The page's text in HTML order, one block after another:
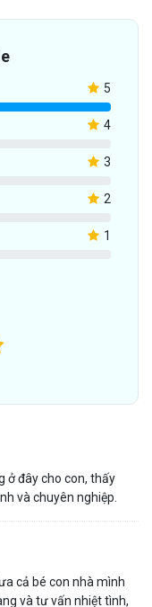
5
4
3
2
1
ở đây cho con, thấy
và chuyên nghiệp.
cả bé con nhà mình
và tư vấn nhiệt tình,